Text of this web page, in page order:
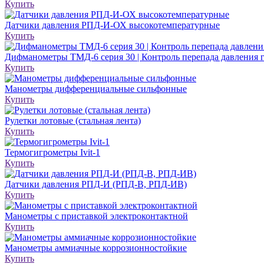
Купить
Датчики давления РПД-И-ОХ высокотемпературные
Купить
Дифманометры ТМД-6 серия 30 | Контроль перепада давления
Купить
Манометры дифференциальные сильфонные
Купить
Рулетки лотовые (стальная лента)
Купить
Термогигрометры Ivit-1
Купить
Датчики давления РПД-И (РПД-В, РПД-ИВ)
Купить
Манометры с приставкой электроконтактной
Купить
Манометры аммиачные коррозионностойкие
Купить